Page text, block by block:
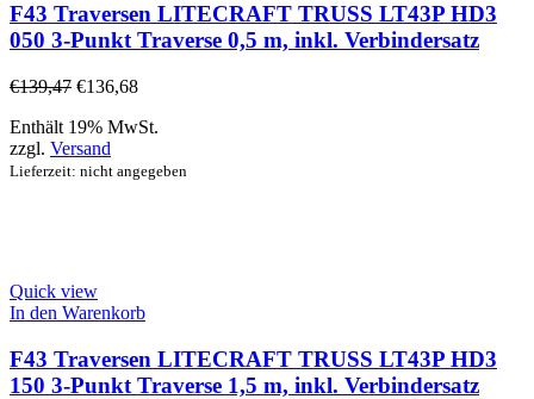
F43 Traversen LITECRAFT TRUSS LT43P HD3
050 3-Punkt Traverse 0,5 m, inkl. Verbindersatz
€139,47 €136,68
Enthält 19% MwSt.
zzgl. Versand
Lieferzeit: nicht angegeben
Quick view
In den Warenkorb
F43 Traversen LITECRAFT TRUSS LT43P HD3
150 3-Punkt Traverse 1,5 m, inkl. Verbindersatz